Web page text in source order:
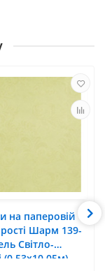
на паперовій
Шарм 139-
Світло-
(0,53х10,05м)